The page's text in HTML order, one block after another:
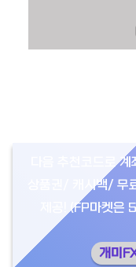
다음 추천코드로
상품권/ 캐시백/ 무
제공! (FP마켓
개미